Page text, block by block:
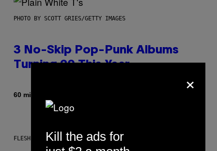
PHOTO BY SCOTT GRIES/GETTY IMAGES
3 No-Skip Pop-Punk Albums
Turning 20 This Year
60 minuti fa
FLESHLIGHT
×
Kill the ads for